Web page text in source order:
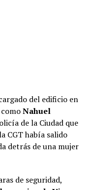
del edificio en
Nahuel
de la Ciudad que
CGT había salido
detrás de una mujer
de seguridad,